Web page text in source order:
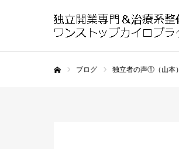
ブログ 独立者の声①（山本）